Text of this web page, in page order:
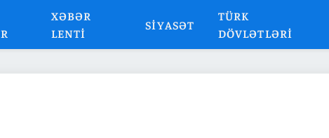
XƏBƏR
LENTI
SIYASƏT
TÜRK
DÖVLƏTLƏRI